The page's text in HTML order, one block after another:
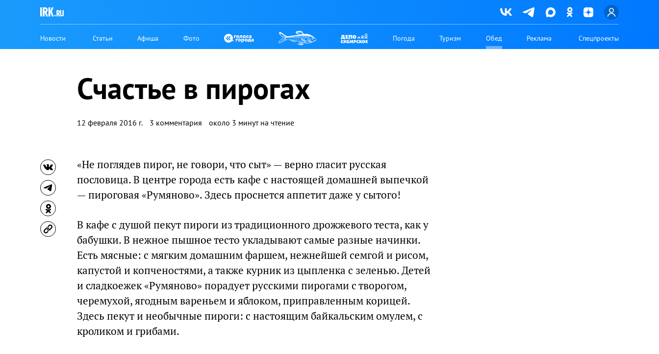
Новости Статьи Афиша Фото Погода Туризм Обед Реклама Спецпроекты
Счастье в пирогах
12 февраля 2016 г. 3 комментария около 3 минут на чтение
«Не поглядев пирог, не говори, что сыт» — верно гласит русская
пословица. В центре города есть кафе с настоящей домашней выпечкой
— пироговая «Румяново». Здесь проснется аппетит даже у сытого!
В кафе с душой пекут пироги из традиционного дрожжевого теста, как у
бабушки. В нежное пышное тесто укладывают самые разные начинки.
Есть мясные: с мягким домашним фаршем, нежнейшей семгой и рисом,
капустой и копченостями, а также курник из цыпленка с зеленью. Детей
и сладкоежек «Румяново» порадует русскими пирогами с творогом,
черемухой, ягодным вареньем и яблоком, приправленным корицей.
Здесь пекут и необычные пироги: с настоящим байкальским омулем, с
кроликом и грибами.